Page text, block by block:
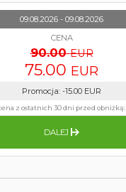
09.08.2026 - 09.08.2026
CENA
90.00 EUR
75.00 EUR
Promocja: -15.00 EUR
z ostatnich 30 dni przed obniżką:
DALEJ